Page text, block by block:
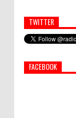
Simbol
Afghanistan
TWITTER
FACEBOOK